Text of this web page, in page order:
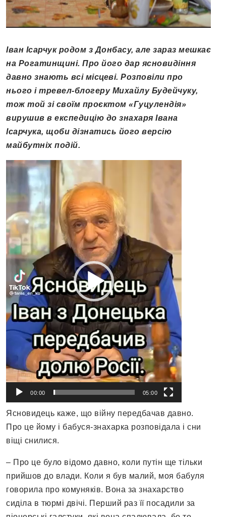
Іван Ісарчук родом з Донбасу, але зараз мешкає
на Рогатинщині. Про його дар ясновидіння
давно знають всі місцеві. Розповіли про
нього і тревел-блогеру Михайлу Будейчуку,
тож той зі своїм проєктом «Гуцулендія»
вирушив в експедицію до знахаря Івана
Ісарчука, щоби дізнатись його версію
майбутніх подій.
Відеопрогравач
00:00 05:00
Ясновидець каже, що війну передбачав давно.
Про це йому і бабуся-знахарка розповідала і сни
віщі снилися.
– Про це було відомо давно, коли путін ще тільки
прийшов до влади. Коли я був малий, моя бабуля
говорила про комуняків. Вона за знахарство
сиділа в тюрмі двічі. Перший раз її посадили за